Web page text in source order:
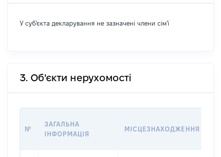
У суб'єкта декларування не зазначені члени сім'ї
3. Об'єкти нерухомості
№
ЗАГАЛЬНА
ІНФОРМАЦІЯ
МІСЦЕЗНАХОДЖЕННЯ